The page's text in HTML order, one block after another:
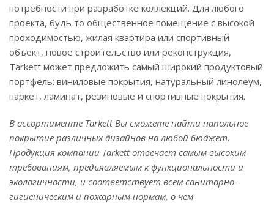
потребности при разработке коллекций. Для любого
проекта, будь то общественное помещение с высокой
проходимостью, жилая квартира или спортивный
объект, новое строительство или реконструкция,
Tarkett может предложить самый широкий продуктовый
портфель: виниловые покрытия, натуральный линолеум,
паркет, ламинат, резиновые и спортивные покрытия.
В ассортименте Tarkett Вы сможете найти напольное
покрытие различных дизайнов на любой бюджет.
Продукция компании Tarkett отвечает самым высоким
требованиям, предъявляемым к функциональности и
экологичности, и соответствует всем санитарно-
гигиеническим и пожарным нормам, о чем